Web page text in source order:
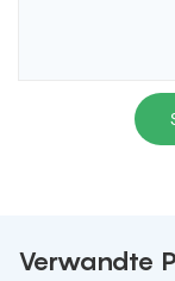
Verwandte